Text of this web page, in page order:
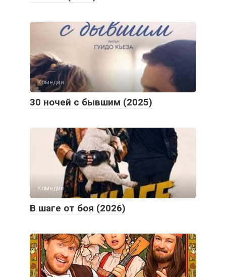
Комедии
30 ночей с бывшим (2025)
Комедии
В шаге от боя (2026)